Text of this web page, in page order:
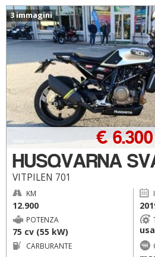
3 immagini
HUSQVARNA
VITPILEN 701
€
KM
12.900
POTENZA
75 cv (55 kW)
CARBURANTE